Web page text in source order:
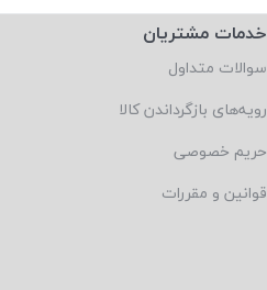
خدمات مشتریان
سوالات متداول
رویه‌های بازگرداندن کالا
حریم خصوصی
قوانین و مقررات